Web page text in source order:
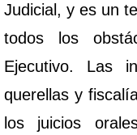
Judicial, y es un
todos los
Ejecutivo. Las
querellas y
los juicios